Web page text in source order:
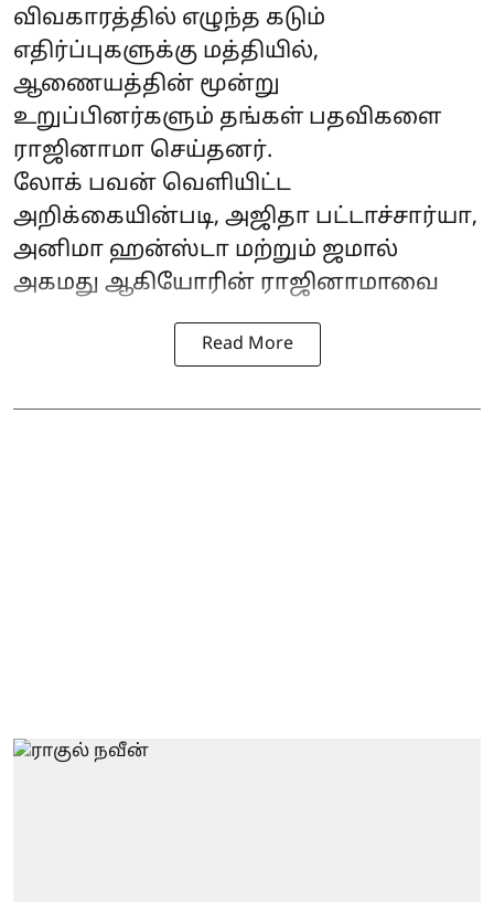
விவகாரத்தில் எழுந்த கடும்
எதிர்ப்புகளுக்கு மத்தியில்,
ஆணையத்தின் மூன்று
உறுப்பினர்களும் தங்கள் பதவிகளை
ராஜினாமா செய்தனர்.
லோக் பவன் வெளியிட்ட
அறிக்கையின்படி, அஜிதா பட்டாச்சார்யா,
அனிமா ஹன்ஸ்டா மற்றும் ஜமால்
அகமது ஆகியோரின் ராஜினாமாவை
Read More